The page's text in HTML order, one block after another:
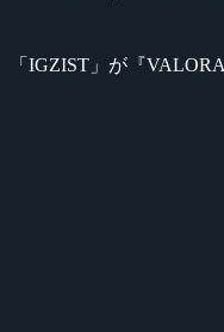
「IGZIST」が『